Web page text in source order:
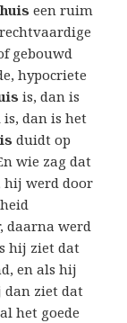
huis een ruim
gebouwd
hypocriete
is, dan is
dan is het
duidt op
wie zag dat
hij werd door
daarna werd
hij ziet dat
en als hij
ziet dat
het goede